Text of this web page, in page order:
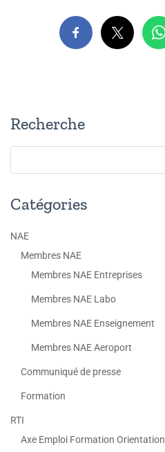
Recherche
Catégories
NAE
Membres NAE
Membres NAE Entreprises
Membres NAE Labo
Membres NAE Enseignement
Membres NAE Aeroport
Communiqué de presse
Formation
RTI
Axe Emploi Formation Orientation